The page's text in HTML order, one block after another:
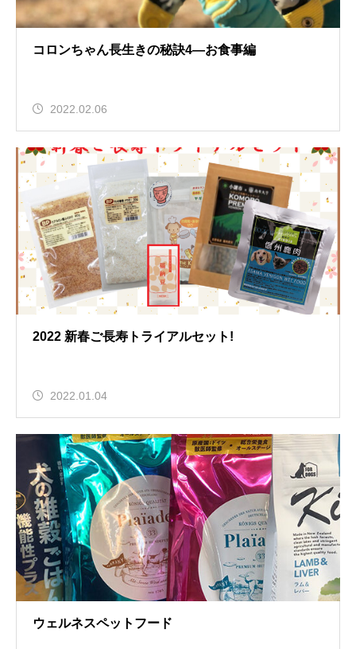
コロンちゃん長生きの秘訣4—お食事編
2022.02.06
2022 新春ご長寿トライアルセット!
2022.01.04
ウェルネスペットフード